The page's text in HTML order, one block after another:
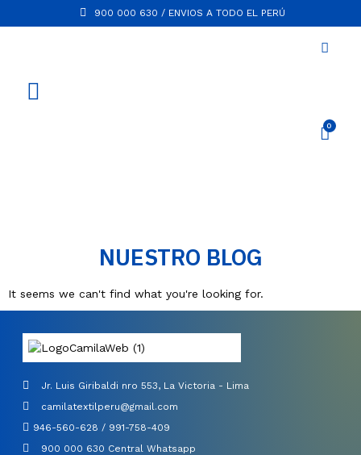
900 000 630 / ENVIOS A TODO EL PERÚ
NUESTRO BLOG
It seems we can't find what you're looking for.
Jr. Luis Giribaldi nro 553, La Victoria - Lima
camilatextilperu@gmail.com
946-560-628 / 991-758-409
900 000 630 Central Whatsapp